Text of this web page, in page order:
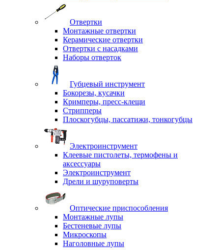
Отвертки
Монтажные отвертки
Керамические отвертки
Отвертки с насадками
Наборы отверток
Губцевый инструмент
Бокорезы, кусачки
Кримперы, пресс-клещи
Стрипперы
Плоскогубцы, пассатижи, тонкогубцы
Электроинструмент
Клеевые пистолеты, термофены и
аксессуары
Электроинструмент
Дрели и шуруповерты
Оптические приспособления
Монтажные лупы
Бестеневые лупы
Микроскопы
Наголовные лупы